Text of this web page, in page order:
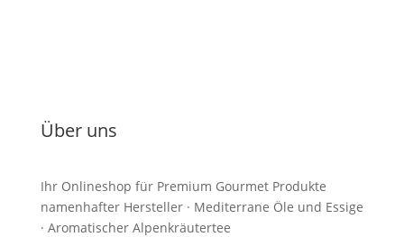
Über uns
Ihr Onlineshop für Premium Gourmet Produkte
namenhafter Hersteller · Mediterrane Öle und Essige
· Aromatischer Alpenkräutertee